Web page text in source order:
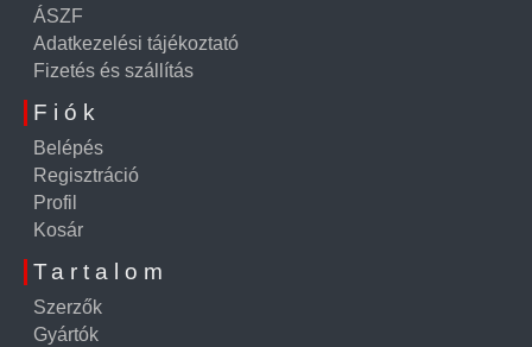
ÁSZF
Adatkezelési tájékoztató
Fizetés és szállítás
Fiók
Belépés
Regisztráció
Profil
Kosár
Tartalom
Szerzők
Gyártók